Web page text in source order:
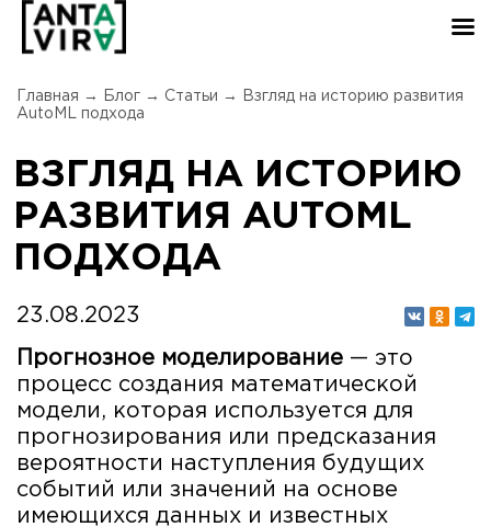
Главная → Блог → Статьи →
Взгляд на историю развития
AutoML подхода
ВЗГЛЯД НА ИСТОРИЮ
РАЗВИТИЯ AUTOML
ПОДХОДА
23.08.2023
Прогнозное моделирование — это
процесс создания математической
модели, которая используется для
прогнозирования или предсказания
вероятности наступления будущих
событий или значений на основе
имеющихся данных и известных